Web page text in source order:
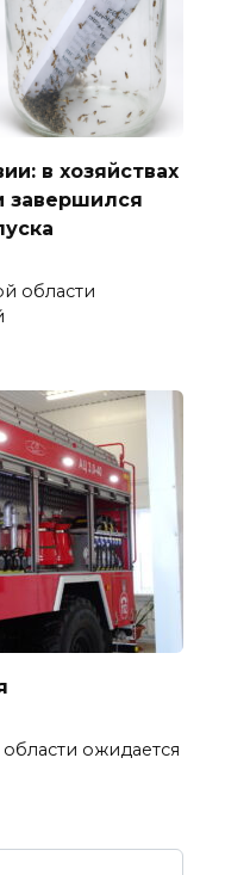
в хозяйствах
завершился
области
ожидается